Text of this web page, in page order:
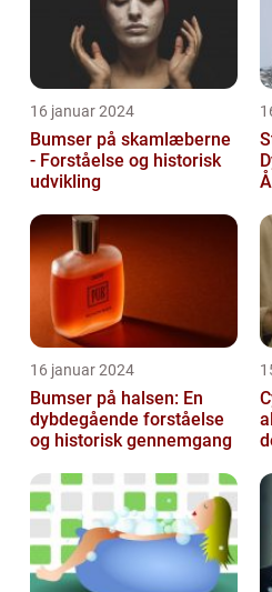
16 januar 2024
Bumser på skamlæberne
- Forståelse og historisk
udvikling
16 januar 2024
Bumser på halsen: En
dybdegående forståelse
og historisk gennemgang